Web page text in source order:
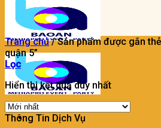
Trang chủ /Sản phẩm được gắn
quận 5”
Lọc
Hiển thị kết quả duy nhất
Thông Tin Dịch Vụ